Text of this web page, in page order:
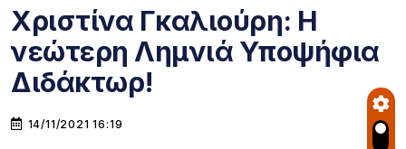
Χριστίνα Γκαλιούρη: Η
νεώτερη Λημνιά Υποψήφια
Διδάκτωρ!
14/11/2021 16:19